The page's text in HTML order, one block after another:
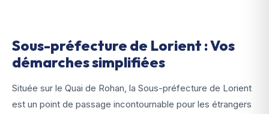
Sous-préfecture de Lorient : Vos
démarches simplifiées
Située sur le Quai de Rohan, la Sous-préfecture de Lorient
est un point de passage incontournable pour les étrangers